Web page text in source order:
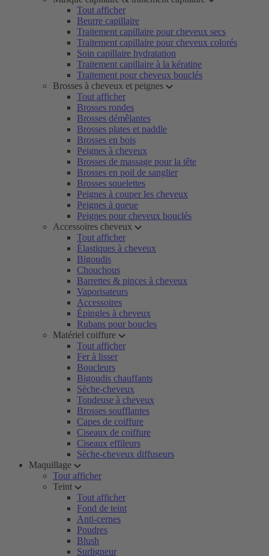
Tout afficher
Beurre capillaire
Traitement capillaire pour cheveux secs
Traitement capillaire pour cheveux colorés
Soin capillaire hydratation
Traitement capillaire à la kératine
Traitement pour cheveux bouclés
Brosses à cheveux et peignes
Tout afficher
Brosses rondes
Brosses démêlantes
Brosses plates et paddle
Brosses en bois
Peignes à cheveux
Brosses de massage pour la tête
Brosses en poil de sanglier
Brosses squelettes
Peignes à couper les cheveux
Peignes à queue
Peignes pour cheveux bouclés
Accessoires cheveux
Tout afficher
Élastiques à cheveux
Bigoudis
Chouchous
Barrettes & pinces à cheveux
Vaporisateurs
Accessoires
Épingles à cheveux
Rubans pour boucles
Matériel coiffure
Tout afficher
Fer à lisser
Boucleurs
Bigoudis chauffants
Sèche-cheveux
Tondeuse à cheveux
Brosses soufflantes
Capes de coiffure
Ciseaux de coiffure
Ciseaux effileurs
Sèche-cheveux diffuseurs
Maquillage
Tout afficher
Teint
Tout afficher
Fond de teint
Anti-cernes
Poudres
Blush
Surligneur